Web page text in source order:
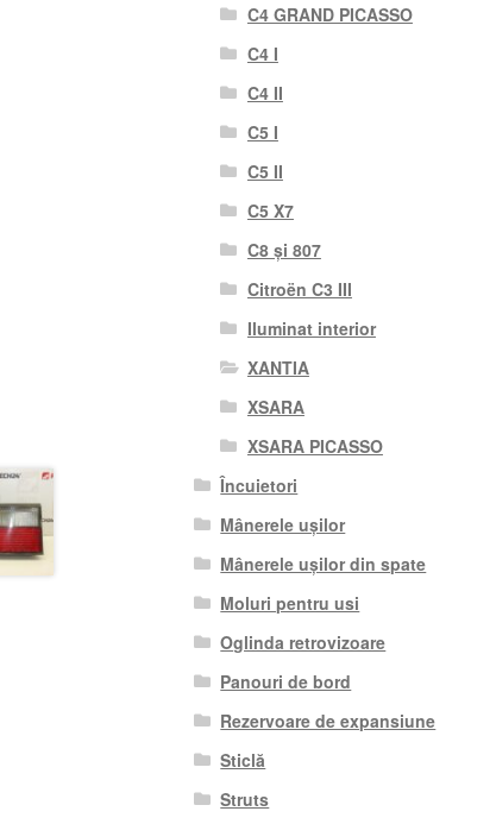
C4 GRAND PICASSO
C4 I
C4 II
C5 I
C5 II
C5 X7
C8 și 807
Citroën C3 III
Iluminat interior
XANTIA
XSARA
XSARA PICASSO
Încuietori
Mânerele ușilor
Mânerele ușilor din spate
Moluri pentru usi
Oglinda retrovizoare
Panouri de bord
Rezervoare de expansiune
Sticlă
Struts